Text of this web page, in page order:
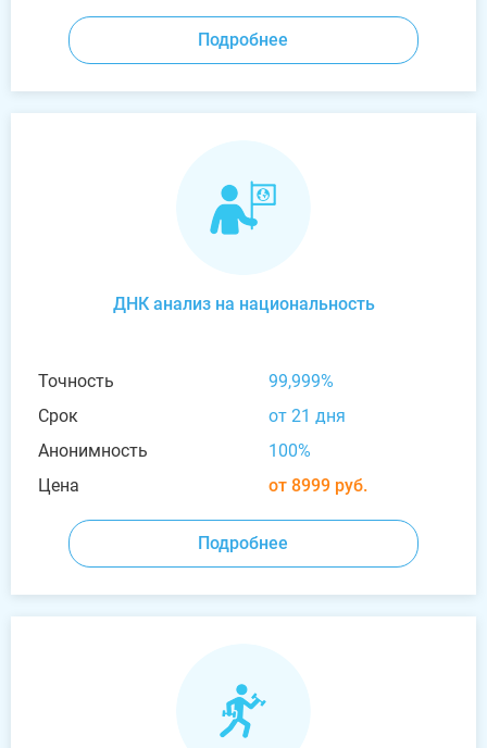
Подробнее
ДНК анализ на национальность
Точность
99,999%
Срок
от 21 дня
Анонимность
100%
Цена
от 8999 руб.
Подробнее